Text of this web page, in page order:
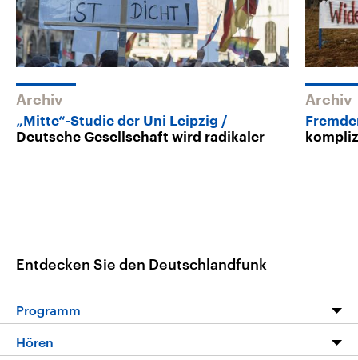
Archiv
„Mitte“-Studie der Uni Leipzig
Deutsche Gesellschaft wird radikaler
Archiv
Entdecken Sie den Deutschlandfunk
Programm
Programm
Hören